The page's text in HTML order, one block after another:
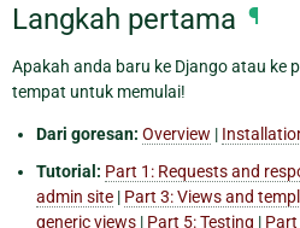
Langkah pertama ¶
Apakah anda baru ke Django atau ke
tempat untuk memulai!
Dari goresan: Overview |
Tutorial: Part 1: Requests and
admin site | Part 3: Views and
generic views | Part 5: Testing |